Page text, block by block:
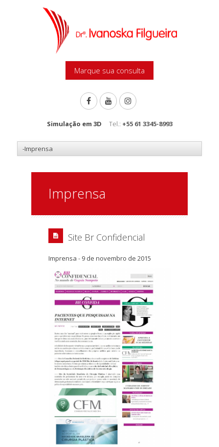
Marque sua consulta
Simulação em 3D Tel.: +55 61 3345-8993
Imprensa
Site Br Confidencial
Imprensa - 9 de novembro de 2015